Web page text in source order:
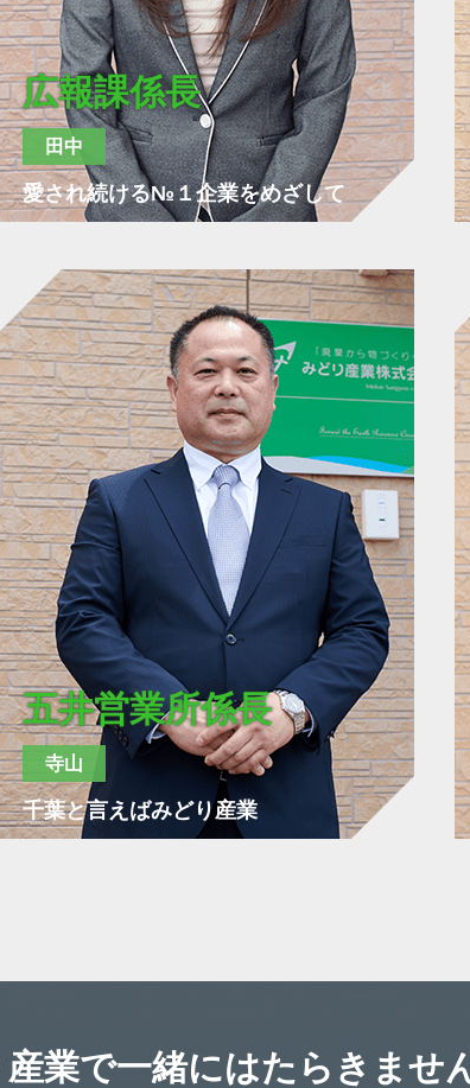
広報課係長
田中
愛され続ける№１企業をめざして
五井営業所係長
寺山
千葉と言えばみどり産業
業で一緒にはたらきませ